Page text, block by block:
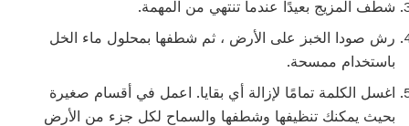
شطف المزيج بعيدًا عندما تنتهي من المهمة.
رش صودا الخبز على الأرض ، ثم شطفها بمحلول ماء الخل
باستخدام ممسحة.
اغسل الكلمة تمامًا لإزالة أي بقايا. اعمل في أقسام صغيرة
بحيث يمكنك تنظيفها وشطفها والسماح لكل جزء من الأرض